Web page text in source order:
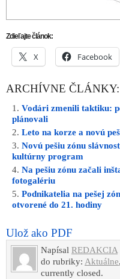
Zdieľajte článok:
X Facebook
ARCHÍVNE ČLÁNKY:
Vodári zmenili taktiku:
plánovali
Leto na korze a novú
Novú pešiu zónu
kultúrny program
Na pešiu zónu začali
fotogalériu
Podnikatelia na pešej
otvorené do 21. hodiny
Ulož ako PDF
Napísal REDAKCIA
do rubriky: Aktuálne,
currently closed.